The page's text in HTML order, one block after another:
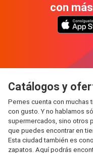
con
Catálogos y
Pernes cuenta con
con gusto. Y no hablamos
supermercados, sino otros
que puedes encontrar en
Esta ciudad también es
zapatos. Aquí podrás